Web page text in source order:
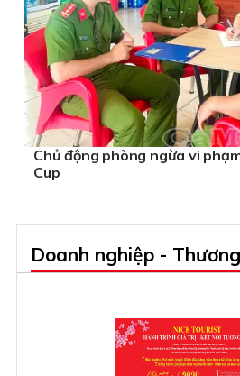
Chủ động phòng ngừa vi
Cup
Doanh nghiệp -